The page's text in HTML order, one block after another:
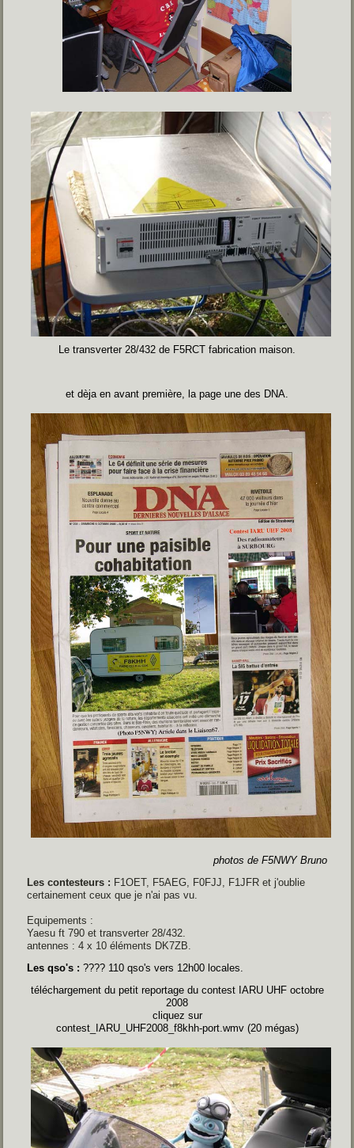
Le transverter 28/432 de F5RCT fabrication maison.
et dèja en avant première, la page une des DNA.
photos de F5NWY Bruno
Les contesteurs : F1OET, F5AEG, F0FJJ, F1JFR et j'oublie
certainement ceux que je n'ai pas vu.
Equipements :
Yaesu ft 790 et transverter 28/432.
antennes : 4 x 10 éléments DK7ZB.
Les qso's :???? 110 qso's vers 12h00 locales.
téléchargement du petit reportage du contest IARU UHF octobre
2008
cliquez sur
contest_IARU_UHF2008_f8khh-port.wmv (20 mégas)